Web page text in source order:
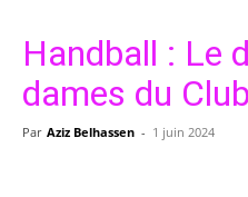
Handball : Le
dames du
Par Aziz Belhassen - 1 juin 2024